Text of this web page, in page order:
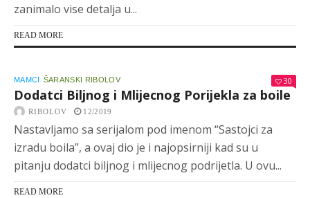
zanimalo vise detalja u...
READ MORE
MAMCI ŠARANSKI RIBOLOV 30
Dodatci Biljnog i Mlijecnog Porijekla za boile
RIBOLOV 12/2019
Nastavljamo sa serijalom pod imenom “Sastojci za
izradu boila”, a ovaj dio je i najopsirniji kad su u
pitanju dodatci biljnog i mlijecnog podrijetla. U ovu...
READ MORE